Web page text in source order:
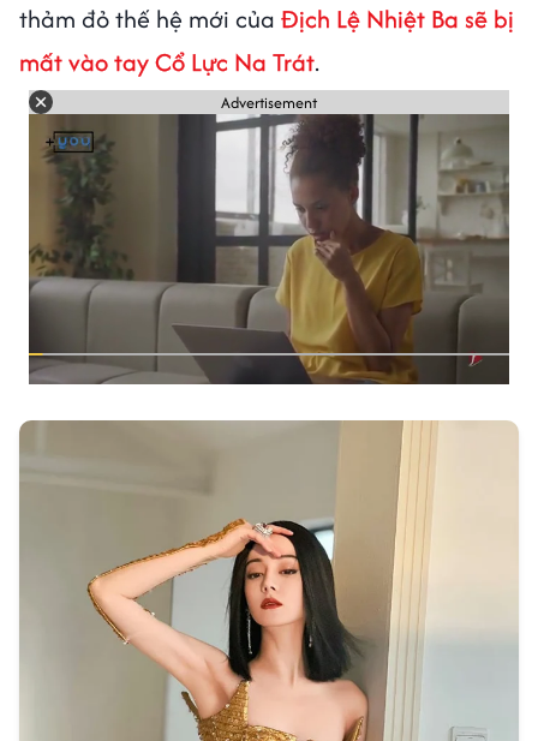
thảm đỏ thế hệ mới của Địch Lệ Nhiệt Ba sẽ bị
mất vào tay Cổ Lực Na Trát.
Advertisement